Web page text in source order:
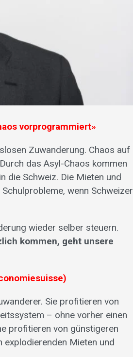
vorprogrammiert»
Zuwanderung. Chaos auf
das Asyl-Chaos kommen
die Schweiz. Die Mieten und
wenn Schweizer
wieder selber steuern.
kommen, geht unsere
Sie profitieren von
– ohne vorher einen
profitieren von günstigeren
Mieten und